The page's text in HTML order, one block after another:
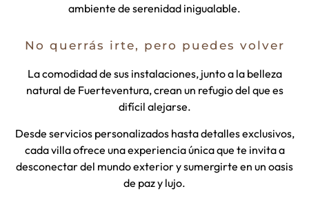
ambiente de serenidad inigualable.
No querrás irte, pero puedes volver
La comodidad de sus instalaciones, junto a la belleza
natural de Fuerteventura, crean un refugio del que es
difícil alejarse.
Desde servicios personalizados hasta detalles exclusivos,
cada villa ofrece una experiencia única que te invita a
desconectar del mundo exterior y sumergirte en un oasis
de paz y lujo.